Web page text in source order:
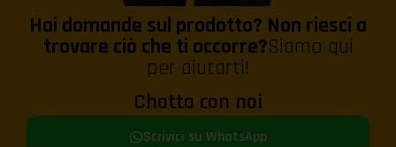
Hai domande sul prodotto? Non riesci a
trovare ciò che ti occorre?Siamo qui
per aiutarti!
Chatta con noi
Scrivici su WhatsApp